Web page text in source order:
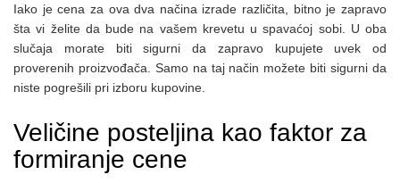
Iako je cena za ova dva načina izrade različita, bitno je zapravo
šta vi želite da bude na vašem krevetu u spavaćoj sobi. U oba
slučaja morate biti sigurni da zapravo kupujete uvek od
proverenih proizvođača. Samo na taj način možete biti sigurni da
niste pogrešili pri izboru kupovine.
Veličine posteljina kao faktor za
formiranje cene